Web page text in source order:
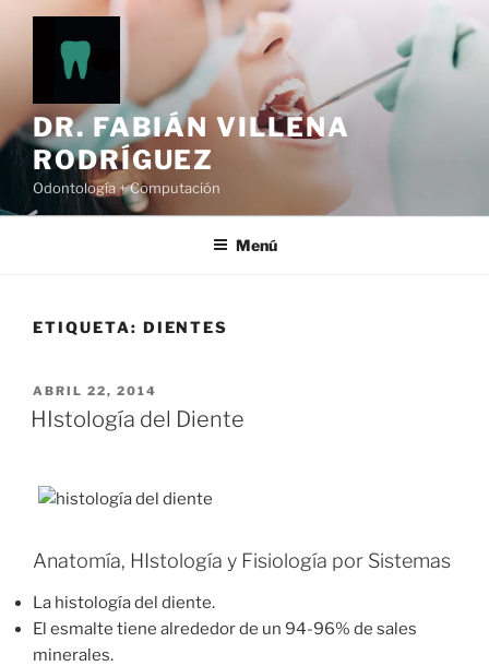
contenido
DR. FABIÁN VILLENA
RODRÍGUEZ
Odontología + Computación
Menú
ETIQUETA: DIENTES
POSTED
ON
ABRIL 22, 2014
HIstología del Diente
Anatomía, HIstología y Fisiología por Sistemas
La histología del diente.
El esmalte tiene alrededor de un 94-96% de sales
minerales.